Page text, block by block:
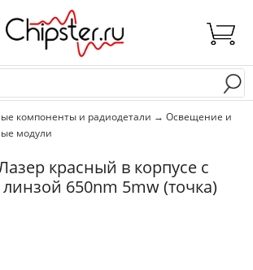
название города..
компоненты и радиодетали → Освещение и
модули
красный в корпусе с
650nm 5mw (точка)